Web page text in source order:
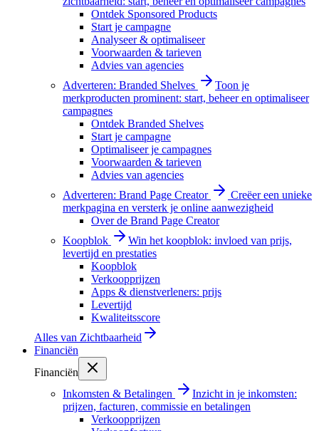
Ontdek Sponsored Products
Start je campagne
Analyseer & optimaliseer
Voorwaarden & tarieven
Advies van agencies
Adverteren: Branded Shelves
Toon je
merkproducten prominent: start, beheer en optimaliseer
campagnes
Ontdek Branded Shelves
Start je campagne
Optimaliseer je campagnes
Voorwaarden & tarieven
Advies van agencies
Adverteren: Brand Page Creator
Creëer een unieke
merkpagina en versterk je online aanwezigheid
Over de Brand Page Creator
Koopblok
Win het koopblok: invloed van prijs,
levertijd en prestaties
Koopblok
Verkoopprijzen
Apps & dienstverleners: prijs
Levertijd
Kwaliteitsscore
Alles van Zichtbaarheid
Financiën
Financiën
Inkomsten & Betalingen
Inzicht in je inkomsten:
prijzen, facturen, commissie en betalingen
Verkoopprijzen